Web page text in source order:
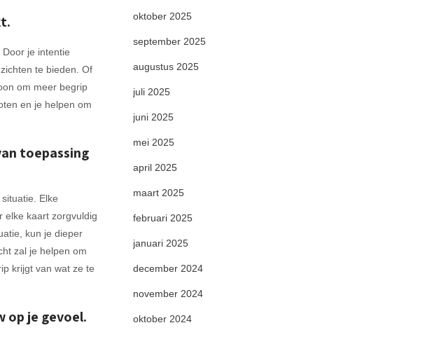
je intentie
te bieden. Of
om meer begrip
en je helpen om
toepassing
Elke
elke kaart zorgvuldig
kun je dieper
zal je helpen om
krijgt van wat ze te
op je gevoel.
oktober 2025
september 2025
augustus 2025
juli 2025
juni 2025
mei 2025
april 2025
maart 2025
februari 2025
januari 2025
december 2024
november 2024
oktober 2024